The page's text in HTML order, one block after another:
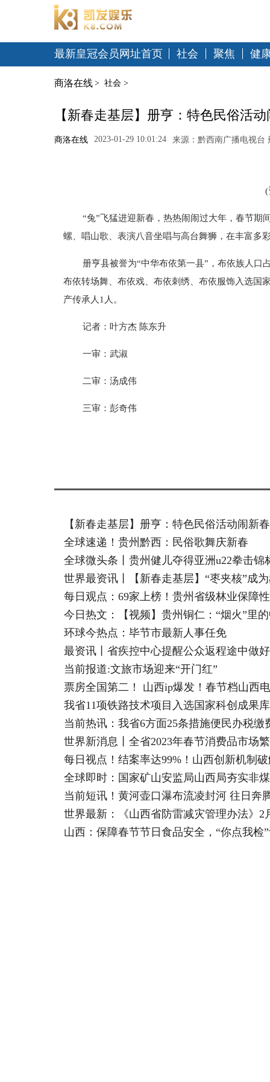
最新皇冠会员网址首页 社会 聚焦 健
商洛在线 > 社会 >
【新春走基层】册亨：特色民俗活
商洛在线 2023-01-29 10:01:24 来源：黔西南广播电视台
(
“兔”飞猛进迎新春，热热闹闹过大年，春节期
螺、唱山歌、表演八音坐唱与高台舞狮，在丰富多
册亨县被誉为“中华布依第一县”，布依族人口
布依转场舞、布依戏、布依刺绣、布依服饰入选国
产传承人1人。
记者：叶方杰 陈东升
一审：武淑
二审：汤成伟
三审：彭奇伟
【新春走基层】册亨：特色民俗活动闹新春
全球速递！贵州黔西：民俗歌舞庆新春
全球微头条丨贵州健儿夺得亚洲u22拳击锦
世界最资讯丨【新春走基层】“枣夹核”成
每日观点：69家上榜！贵州省级林业保障
今日热文：【视频】贵州铜仁：“烟火”里
环球今热点：毕节市最新人事任免
最资讯丨省疾控中心提醒公众返程途中做
当前报道:文旅市场迎来“开门红”
票房全国第二！ 山西ip爆发！春节档山西
我省11项铁路技术项目入选国家科创成果库
当前热讯：我省6方面25条措施便民办税缴
世界新消息丨全省2023年春节消费品市场
每日视点！结案率达99%！山西创新机制
全球即时：国家矿山安监局山西局夯实非
当前短讯！黄河壶口瀑布流凌封河 往日奔
世界最新：《山西省防雷减灾管理办法》2
山西：保障春节节日食品安全，“你点我检